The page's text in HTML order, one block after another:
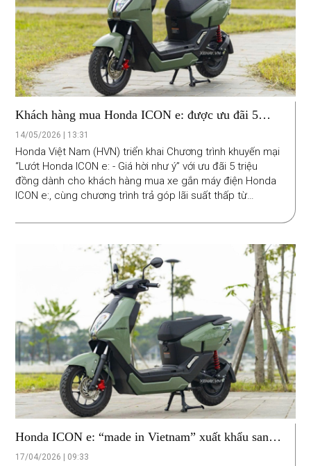
Khách hàng mua Honda ICON e: được ưu đãi 5
triệu đồng và trả góp lãi suất thấp từ 0.55%/tháng
14/05/2026 | 13:31
Honda Việt Nam (HVN) triển khai Chương trình khuyến mại
“Lướt Honda ICON e: - Giá hời như ý” với ưu đãi 5 triệu
đồng dành cho khách hàng mua xe gắn máy điện Honda
ICON e:, cùng chương trình trả góp lãi suất thấp từ
Honda ICON e: “made in Vietnam” xuất khẩu sang
Nhật Bản, giá bán hơn 36 triệu đồng
17/04/2026 | 09:33